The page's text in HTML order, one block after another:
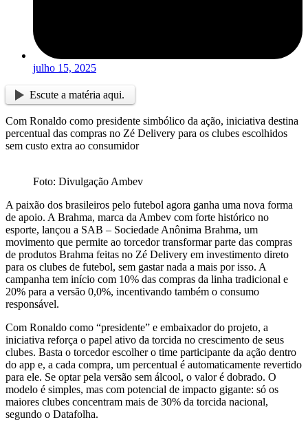
julho 15, 2025
Escute a matéria aqui.
Com Ronaldo como presidente simbólico da ação, iniciativa destina
percentual das compras no Zé Delivery para os clubes escolhidos
sem custo extra ao consumidor
Foto: Divulgação Ambev
A paixão dos brasileiros pelo futebol agora ganha uma nova forma
de apoio. A Brahma, marca da Ambev com forte histórico no
esporte, lançou a SAB – Sociedade Anônima Brahma, um
movimento que permite ao torcedor transformar parte das compras
de produtos Brahma feitas no Zé Delivery em investimento direto
para os clubes de futebol, sem gastar nada a mais por isso. A
campanha tem início com 10% das compras da linha tradicional e
20% para a versão 0,0%, incentivando também o consumo
responsável.
Com Ronaldo como “presidente” e embaixador do projeto, a
iniciativa reforça o papel ativo da torcida no crescimento de seus
clubes. Basta o torcedor escolher o time participante da ação dentro
do app e, a cada compra, um percentual é automaticamente revertido
para ele. Se optar pela versão sem álcool, o valor é dobrado. O
modelo é simples, mas com potencial de impacto gigante: só os
maiores clubes concentram mais de 30% da torcida nacional,
segundo o Datafolha.